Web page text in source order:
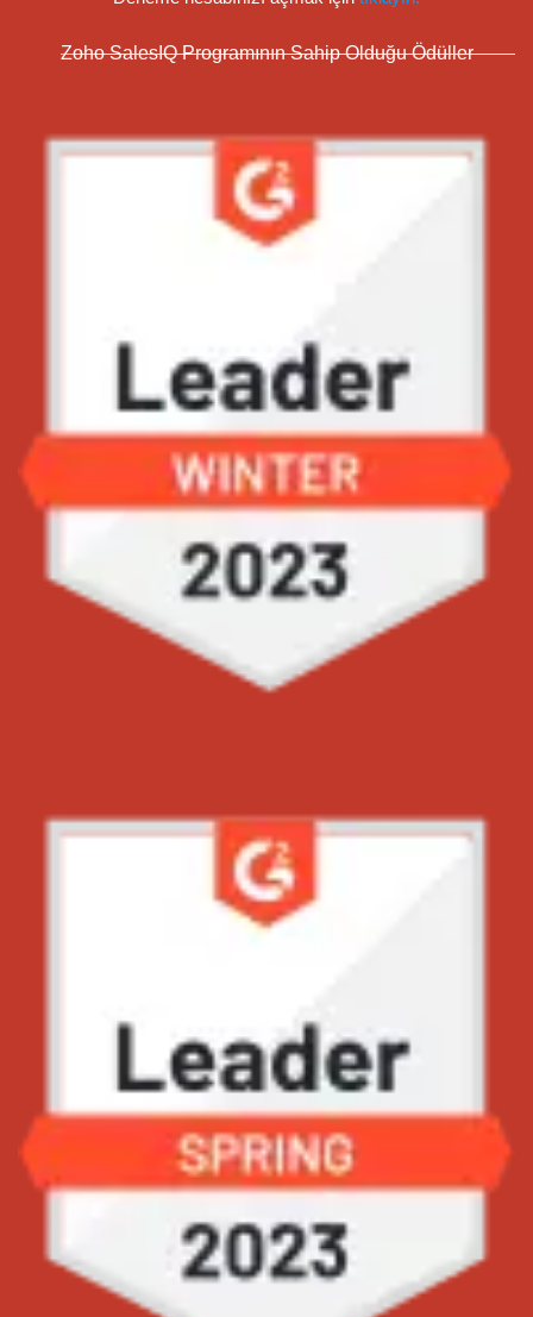
Zoho SalesIQ Programının Sahip Olduğu Ödüller